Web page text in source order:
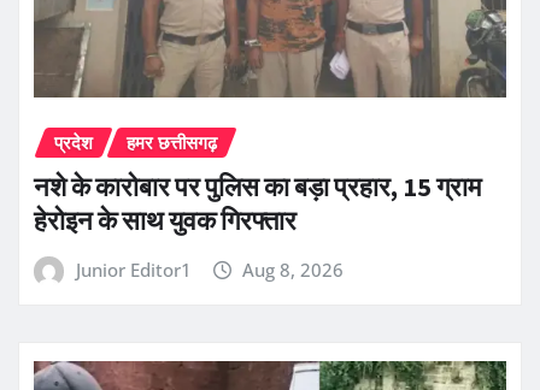
प्रदेश हमर छत्तीसगढ़
नशे के कारोबार पर पुलिस का बड़ा प्रहार, 15 ग्राम
हेरोइन के साथ युवक गिरफ्तार
Junior Editor1 Aug 8, 2026